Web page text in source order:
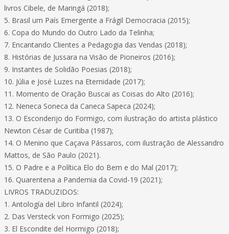
livros Cibele, de Maringá (2018);
5. Brasil um País Emergente a Frágil Democracia (2015);
6. Copa do Mundo do Outro Lado da Telinha;
7. Encantando Clientes a Pedagogia das Vendas (2018);
8. Histórias de Jussara na Visão de Pioneiros (2016);
9. Instantes de Solidão Poesias (2018);
10. Júlia e José Luzes na Eternidade (2017);
11. Momento de Oração Buscai as Coisas do Alto (2016);
12. Neneca Soneca da Caneca Sapeca (2024);
13. O Esconderijo do Formigo, com ilustração do artista plástico
Newton César de Curitiba (1987);
14. O Menino que Caçava Pássaros, com ilustração de Alessandro
Mattos, de São Paulo (2021).
15. O Padre e a Política Elo do Bem e do Mal (2017);
16. Quarentena a Pandemia da Covid-19 (2021);
LIVROS TRADUZIDOS:
1. Antología del Libro Infantil (2024);
2. Das Versteck von Formigo (2025);
3. El Escondite del Hormigo (2018);